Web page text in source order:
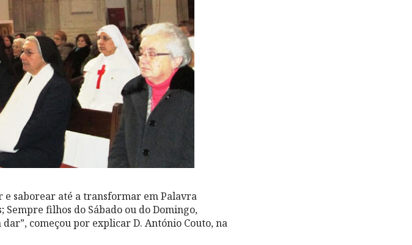
e saborear até a transformar em Palavra
Sempre filhos do Sábado ou do Domingo,
começou por explicar D. António Couto, na